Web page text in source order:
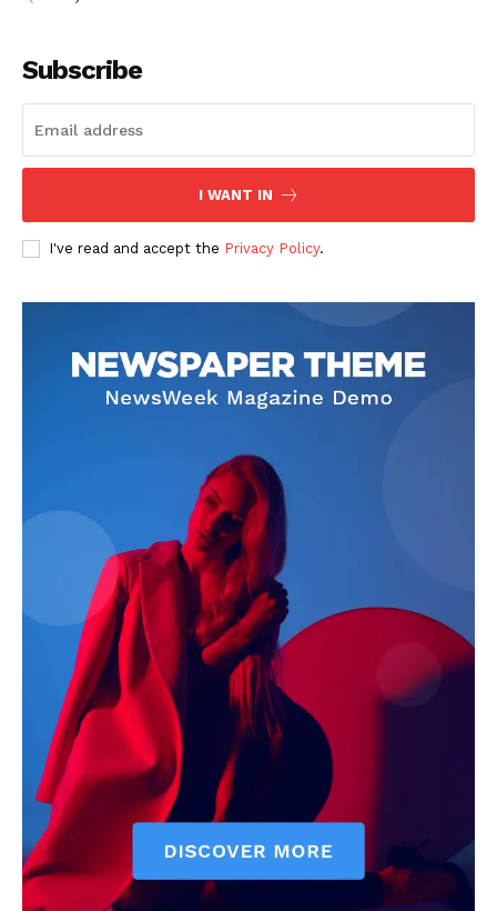
Subscribe
I WANT IN
I've read and accept the Privacy Policy.